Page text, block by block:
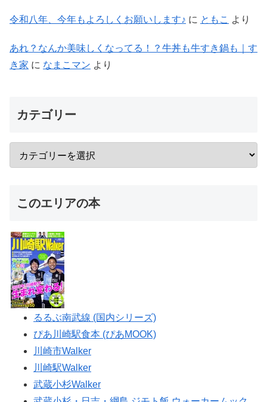
令和八年、今年もよろしくお願いします♪ に ともこ より
あれ？なんか美味しくなってる！？牛丼も牛すき鍋も｜す
き家 に なまこマン より
カテゴリー
このエリアの本
るるぶ南武線 (国内シリーズ)
ぴあ川崎駅食本 (ぴあMOOK)
川崎市Walker
川崎駅Walker
武蔵小杉Walker